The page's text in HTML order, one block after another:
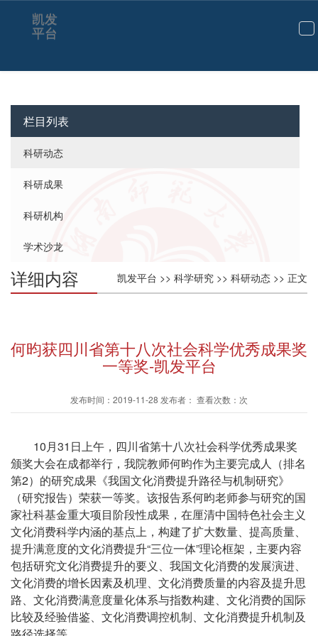
切
航
凯发
平台
栏目列表
科研动态
科研成果
科研机构
学术沙龙
凯发平台 >> 科学研究 >> 科研动态 >> 正文
详细内容
​何昀获四川省第十八次社会科学优秀成果奖
一等奖-凯发平台
发布时间：2019-11-28 发布者： 查看次数：次
10月31 日上午，四川省第十八次社会科学优秀成果奖
颁奖大会在成都举行，我院教师何昀作为主要完成人（排名
第2）的研究成果《我国文化消费提升路径与机制研究》
（研究报告）荣获一等奖。该报告系何昀老师参与研究的国
家社科基金重大项目阶段性成果，在厘清中国特色社会主义
文化消费科学内涵的基点上，构建了扩大数量、提高质量、
提升满意度的文化消费提升“三位一体”理论框架，主要内容
包括研究文化消费提升的要义、我国文化消费的发展演进、
文化消费的增长因素及机理、文化消费质量的内容及提升思
路、文化消费满意度量化体系与指数构建、文化消费的国际
比较及经验借鉴、文化消费调控机制、文化消费提升机制及